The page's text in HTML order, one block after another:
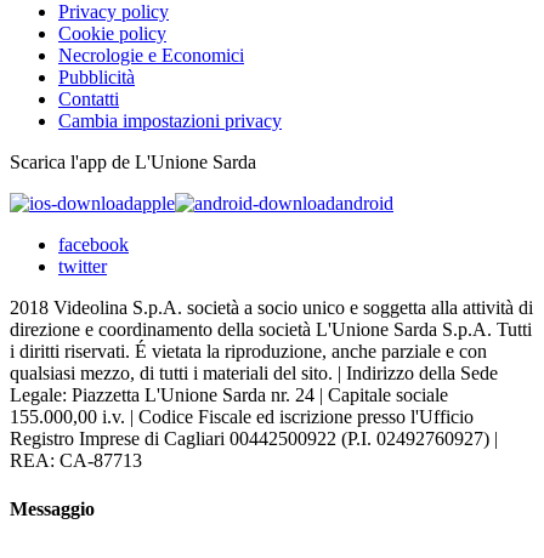
Privacy policy
Cookie policy
Necrologie e Economici
Pubblicità
Contatti
Cambia impostazioni privacy
Scarica l'app de L'Unione Sarda
apple
android
facebook
twitter
2018 Videolina S.p.A. società a socio unico e soggetta alla attività di
direzione e coordinamento della società L'Unione Sarda S.p.A. Tutti
i diritti riservati. É vietata la riproduzione, anche parziale e con
qualsiasi mezzo, di tutti i materiali del sito. | Indirizzo della Sede
Legale: Piazzetta L'Unione Sarda nr. 24 | Capitale sociale
155.000,00 i.v. | Codice Fiscale ed iscrizione presso l'Ufficio
Registro Imprese di Cagliari 00442500922 (P.I. 02492760927) |
REA: CA-87713
Messaggio